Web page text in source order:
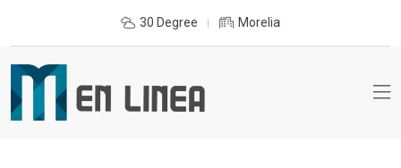
30 Degree Morelia